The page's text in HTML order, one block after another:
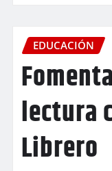
EDUCACIÓN
lectura
Librero